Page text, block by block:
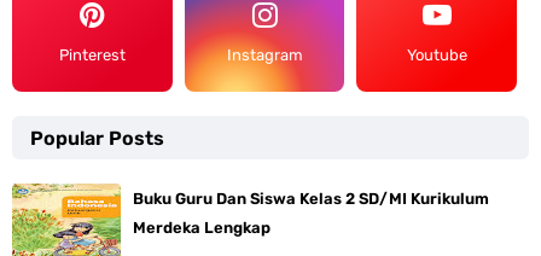
Pinterest Instagram Youtube
Popular Posts
Buku Guru Dan Siswa Kelas 2 SD/MI Kurikulum
Merdeka Lengkap